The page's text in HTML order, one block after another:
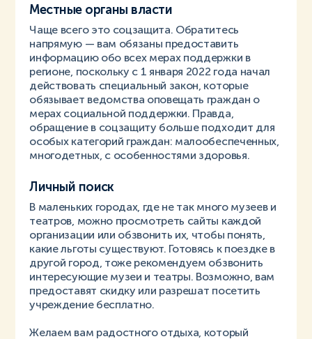
Местные органы власти
Чаще всего это соцзащита. Обратитесь
напрямую — вам обязаны предоставить
информацию обо всех мерах поддержки в
регионе, поскольку с 1 января 2022 года начал
действовать специальный закон, которые
обязывает ведомства оповещать граждан о
мерах социальной поддержки. Правда,
обращение в соцзащиту больше подходит для
особых категорий граждан: малообеспеченных,
многодетных, с особенностями здоровья.
Личный поиск
В маленьких городах, где не так много музеев и
театров, можно просмотреть сайты каждой
организации или обзвонить их, чтобы понять,
какие льготы существуют. Готовясь к поездке в
другой город, тоже рекомендуем обзвонить
интересующие музеи и театры. Возможно, вам
предоставят скидку или разрешат посетить
учреждение бесплатно.
Желаем вам радостного отдыха, который